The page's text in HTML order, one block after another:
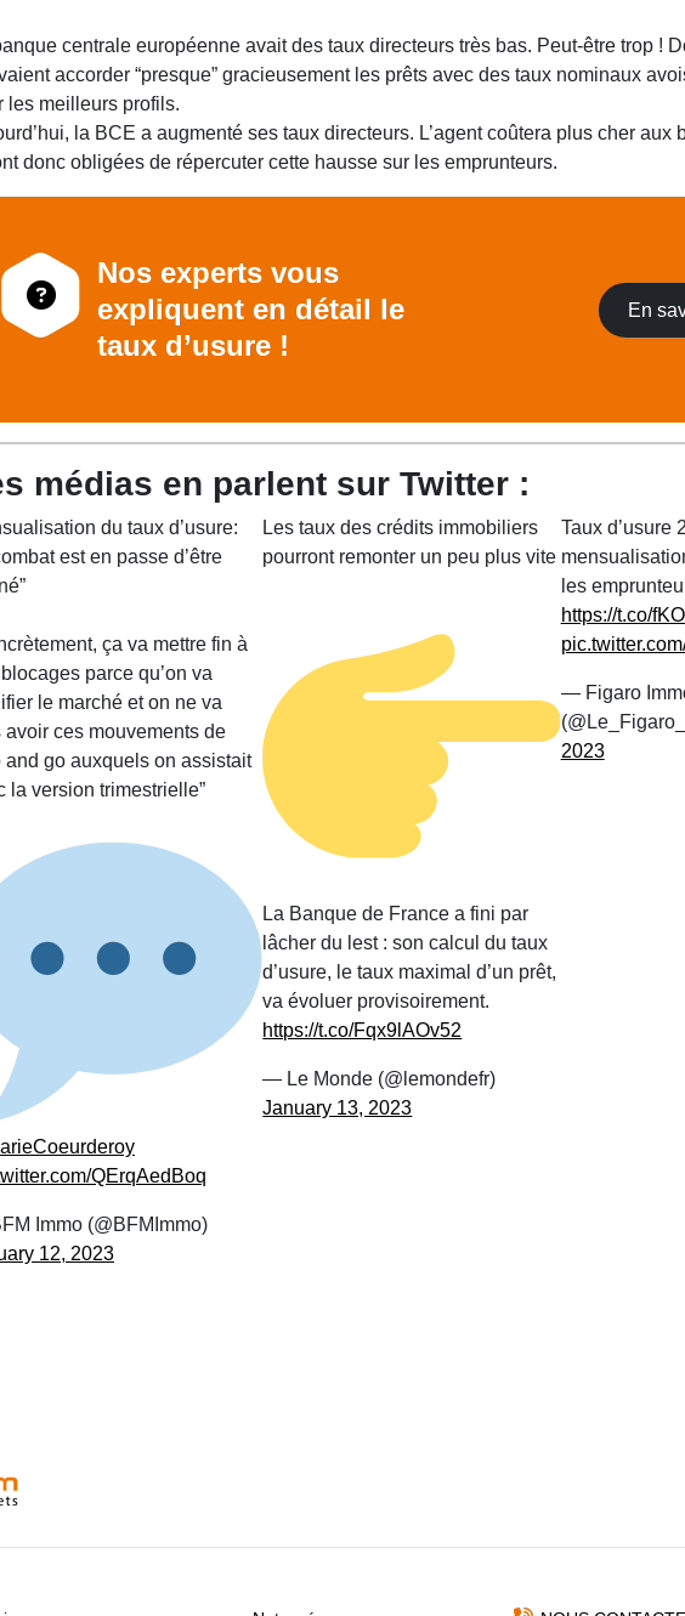
centrale européenne avait des taux directeurs très bas. Peut-être trop !
accorder “presque” gracieusement les prêts avec des taux nominaux
les meilleurs profils.
la BCE a augmenté ses taux directeurs. L’agent coûtera plus cher aux
donc obligées de répercuter cette hausse sur les emprunteurs.
Nos experts vous
expliquent en détail le
taux d’usure !
En
médias en parlent sur Twitter :
du taux d’usure:
est en passe d’être
ça va mettre fin à
parce qu’on va
le marché et on ne va
avoir ces mouvements de
and go auxquels on assistait
la version trimestrielle”
QErqAedBoq
Immo (@BFMImmo)
12, 2023
Les taux des crédits immobiliers
pourront remonter un peu plus vite
La Banque de France a fini par
lâcher du lest : son calcul du taux
d’usure, le taux maximal d’un prêt,
va évoluer provisoirement.
https://t.co/Fqx9lAOv52
— Le Monde (@lemondefr)
January 13, 2023
Taux d’usure
les
https://t.co/
— Figaro
2023